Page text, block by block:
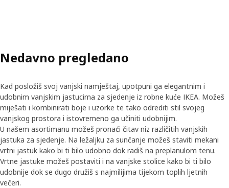
Nedavno pregledano
Kad posložiš svoj vanjski namještaj, upotpuni ga elegantnim i
udobnim vanjskim jastucima za sjedenje iz robne kuće IKEA. Možeš
miješati i kombinirati boje i uzorke te tako odrediti stil svojeg
vanjskog prostora i istovremeno ga učiniti udobnijim.
U našem asortimanu možeš pronaći čitav niz različitih vanjskih
jastuka za sjedenje. Na ležaljku za sunčanje možeš staviti mekani
vrtni jastuk kako bi ti bilo udobno dok radiš na preplanulom tenu.
Vrtne jastuke možeš postaviti i na vanjske stolice kako bi ti bilo
udobnije dok se dugo družiš s najmilijima tijekom toplih ljetnih
večeri.